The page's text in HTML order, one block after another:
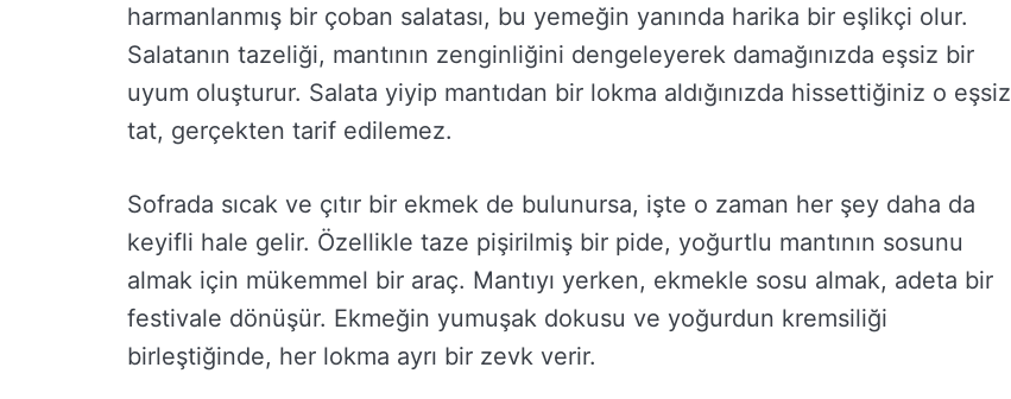
harmanlanmış bir çoban salatası, bu yemeğin yanında harika bir eşlikçi olur.
Salatanın tazeliği, mantının zenginliğini dengeleyerek damağınızda eşsiz bir
uyum oluşturur. Salata yiyip mantıdan bir lokma aldığınızda hissettiğiniz o eşsiz
tat, gerçekten tarif edilemez.
Sofrada sıcak ve çıtır bir ekmek de bulunursa, işte o zaman her şey daha da
keyifli hale gelir. Özellikle taze pişirilmiş bir pide, yoğurtlu mantının sosunu
almak için mükemmel bir araç. Mantıyı yerken, ekmekle sosu almak, adeta bir
festivale dönüşür. Ekmeğin yumuşak dokusu ve yoğurdun kremsiliği
birleştiğinde, her lokma ayrı bir zevk verir.